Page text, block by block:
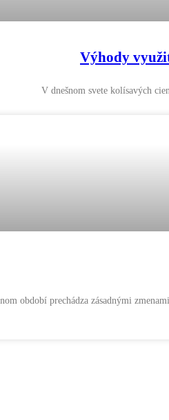
Výhody
V dnešnom svete kolísavých
období prechádza zásadnými